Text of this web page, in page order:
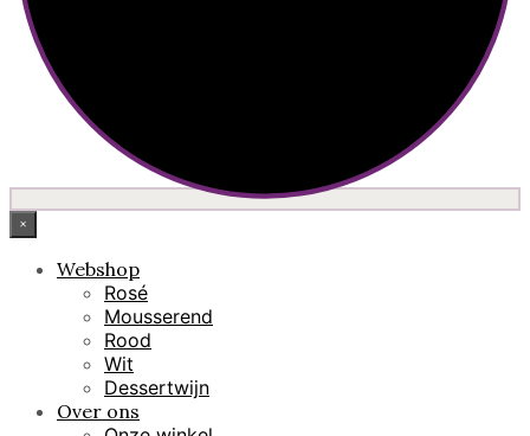
×
Webshop
Rosé
Mousserend
Rood
Wit
Dessertwijn
Over ons